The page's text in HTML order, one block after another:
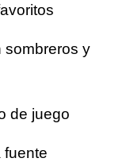
sombreros y
de juego
fuente